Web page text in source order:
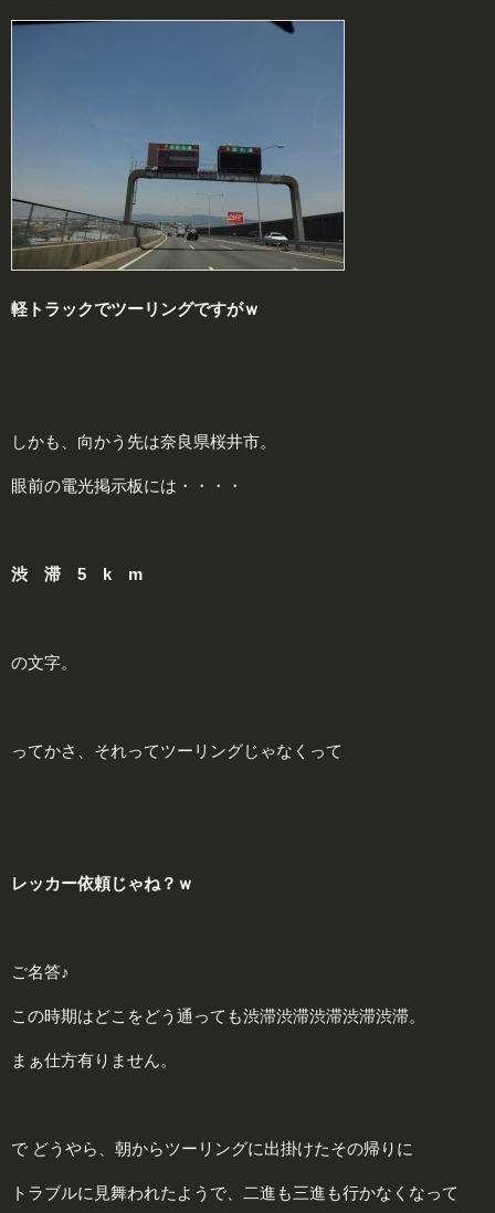
軽トラックでツーリングですがｗ
しかも、向かう先は奈良県桜井市。
眼前の電光掲示板には・・・・
渋 滞 5 k m
の文字。
ってかさ、それってツーリングじゃなくって
レッカー依頼じゃね？ｗ
ご名答♪
この時期はどこをどう通っても渋滞渋滞渋滞渋滞渋滞。
まぁ仕方有りません。
で どうやら、朝からツーリングに出掛けたその帰りに
トラブルに見舞われたようで、二進も三進も行かなくなって